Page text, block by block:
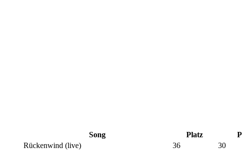
Song Platz
Rückenwind (live) 36
30